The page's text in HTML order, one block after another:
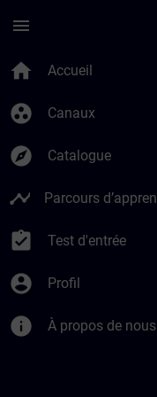
menu
home Accueil
group_work Canaux
explore Catalogue
timeline
assignment_turned_in Test d'entrée
account_circle Profil
info À propos de nous